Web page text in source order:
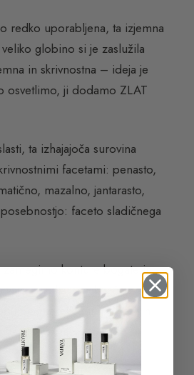
redko uporabljena, ta izjemna
globino si je zaslužila
in skrivnostna – ideja je
osvetlimo, ji dodamo ZLAT
ta izhajajoča surovina
facetami: penasto,
mazalno, jantarasto,
faceto sladičnega
konture bogate in
vaja: rezultat: neskončno
(nota marelice in hruške) in
in rožnati poper).
s cvetličnim srcem,